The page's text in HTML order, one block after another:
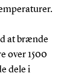
at brænde
over 1500
dele i